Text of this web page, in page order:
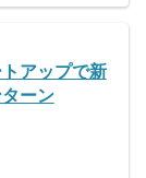
アップで新
ーン